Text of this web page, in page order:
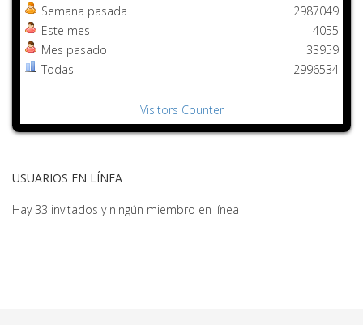
Semana pasada
Este mes
Mes pasado
Todas
2987049
4055
33959
2996534
Visitors Counter
USUARIOS EN LÍNEA
Hay 33 invitados y ningún miembro en línea